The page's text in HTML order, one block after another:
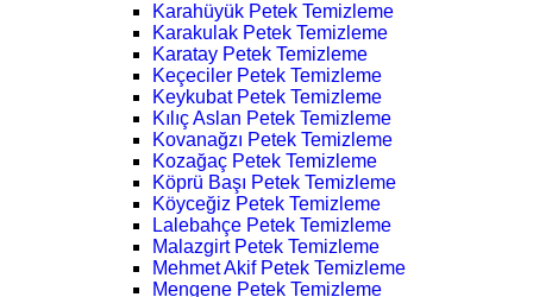
Karahüyük Petek Temizleme
Karakulak Petek Temizleme
Karatay Petek Temizleme
Keçeciler Petek Temizleme
Keykubat Petek Temizleme
Kılıç Aslan Petek Temizleme
Kovanağzı Petek Temizleme
Kozağaç Petek Temizleme
Köprü Başı Petek Temizleme
Köyceğiz Petek Temizleme
Lalebahçe Petek Temizleme
Malazgirt Petek Temizleme
Mehmet Akif Petek Temizleme
Mengene Petek Temizleme